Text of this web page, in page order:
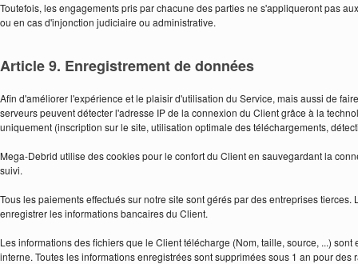
Toutefois, les engagements pris par chacune des parties ne s'appliqueront pas
ou en cas d'injonction judiciaire ou administrative.
Article 9. Enregistrement de données
Afin d'améliorer l'expérience et le plaisir d'utilisation du Service, mais aussi de
serveurs peuvent détecter l'adresse IP de la connexion du Client grâce à la
uniquement (inscription sur le site, utilisation optimale des téléchargements,
Mega-Debrid utilise des cookies pour le confort du Client en sauvegardant la
suivi.
Tous les paiements effectués sur notre site sont gérés par des entreprises
enregistrer les informations bancaires du Client.
Les informations des fichiers que le Client télécharge (Nom, taille, source, ...)
interne. Toutes les informations enregistrées sont supprimées sous 1 an pour